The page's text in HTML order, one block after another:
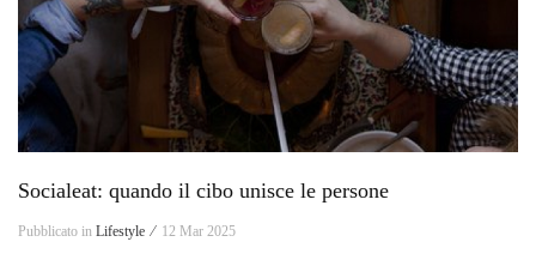
Socialeat: quando il cibo unisce le persone
Pubblicato in Lifestyle ⁄ 12 Mar 2025